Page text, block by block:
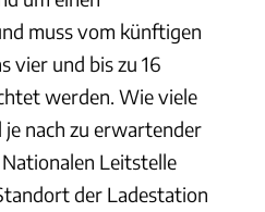
muss vom künftigen
vier und bis zu 16
werden. Wie viele
nach zu erwartender
Leitstelle
der Ladestation